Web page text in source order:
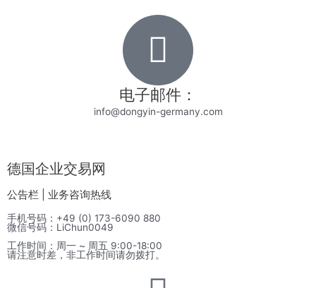
电子邮件：
info@dongyin-germany.com
德国企业交易网
公告栏 | 业务咨询热线
手机号码：+49 (0) 173-6090 880
微信号码：LiChun0049
工作时间：周一 ~ 周五 9:00-18:00
请注意时差，非工作时间请勿拨打。